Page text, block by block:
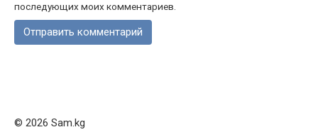
последующих моих комментариев.
© 2026 Sam.kg